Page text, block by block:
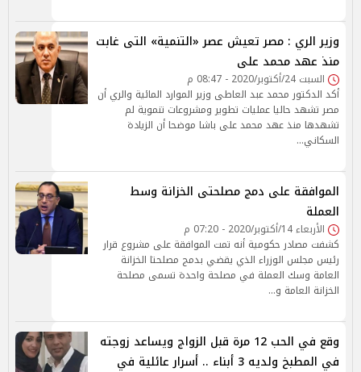
وزير الري : مصر تعيش عصر «التنمية» التى غابت
منذ عهد محمد على
السبت 24/أكتوبر/2020 - 08:47 م
أكد الدكتور محمد عبد العاطى وزير الموارد المائية والري أن
مصر تشهد حاليا عمليات تطوير ومشروعات تنموية لم
تشهدها منذ عهد محمد على باشا موضحا أن الزيادة
السكاني…
الموافقة على دمج مصلحتى الخزانة وسط
العملة
الأربعاء 14/أكتوبر/2020 - 07:20 م
كشفت مصادر حكومية أنه تمت الموافقة على مشروع قرار
رئيس مجلس الوزراء الذي يقضي بدمج مصلحتا الخزانة
العامة وسك العملة في مصلحة واحدة تسمى مصلحة
الخزانة العامة و…
وقع في الحب 12 مرة قبل الزواج ويساعد زوجته
في المطبخ ولديه 3 أبناء .. أسرار عائلية في